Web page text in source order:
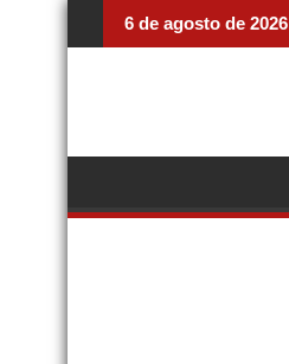
6 de agosto de 2026